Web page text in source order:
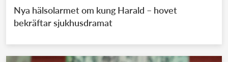
Nya hälsolarmet om kung Harald – hovet
bekräftar sjukhusdramat